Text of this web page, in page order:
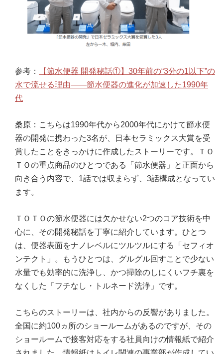
参考：
【節水便器 開発秘話①】30年前の“3分の1以下”の
水で流せる理由――節水便器の進化が加速した1990年
代
桑原：こちらは1990年代から2000年代にかけて節水便
器の開発に携わった3名が、日本セラミックス大賞を受
賞したことをきっかけに作成したストーリーです。ＴＯ
ＴＯの重点商品のひとつである「節水便器」と正面から
向き合う内容で、1話では収まらず、3話構成となってい
ます。
ＴＯＴＯの節水便器には欠かせない2つのコア技術を中
心に、その開発秘話を丁寧に紹介しています。ひとつ
は、便器表面をナノレベルにツルツルにする「セフィオ
ンテクト」。もうひとつは、グルグル回すことで少ない
水量でも効率的に洗浄し、かつ掃除のしにくいフチ裏を
なくした「フチなし・トルネード洗浄」です。
こちらのストーリーは、社内からの反響がありました。
全国に約100ヵ所のショールームがあるのですが、その
ショールームで接客対応をする社員向けの情報紙で紹介